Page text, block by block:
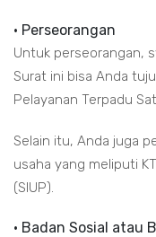
• Perseorangan
Untuk perseorangan,
Surat ini bisa Anda
Pelayanan Terpadu
Selain itu, Anda juga
usaha yang meliputi
(SIUP).
• Badan Sosial atau